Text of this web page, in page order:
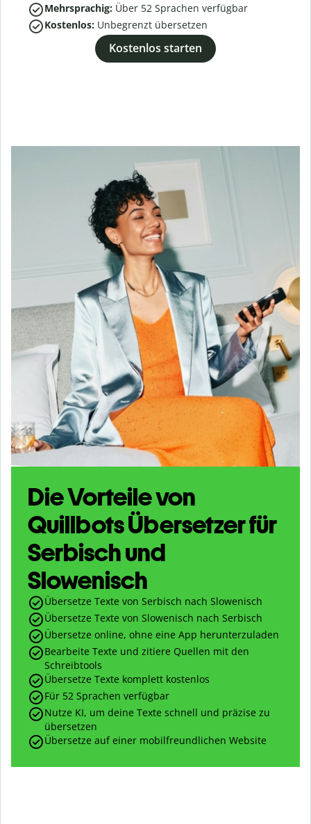
Mehrsprachig: Über 52 Sprachen verfügbar
Kostenlos: Unbegrenzt übersetzen
Kostenlos starten
Die Vorteile von
Quillbots Übersetzer für
Serbisch und
Slowenisch
Übersetze Texte von Serbisch nach Slowenisch
Übersetze Texte von Slowenisch nach Serbisch
Übersetze online, ohne eine App herunterzuladen
Bearbeite Texte und zitiere Quellen mit den
Schreibtools
Übersetze Texte komplett kostenlos
Für 52 Sprachen verfügbar
Nutze KI, um deine Texte schnell und präzise zu
übersetzen
Übersetze auf einer mobilfreundlichen Website